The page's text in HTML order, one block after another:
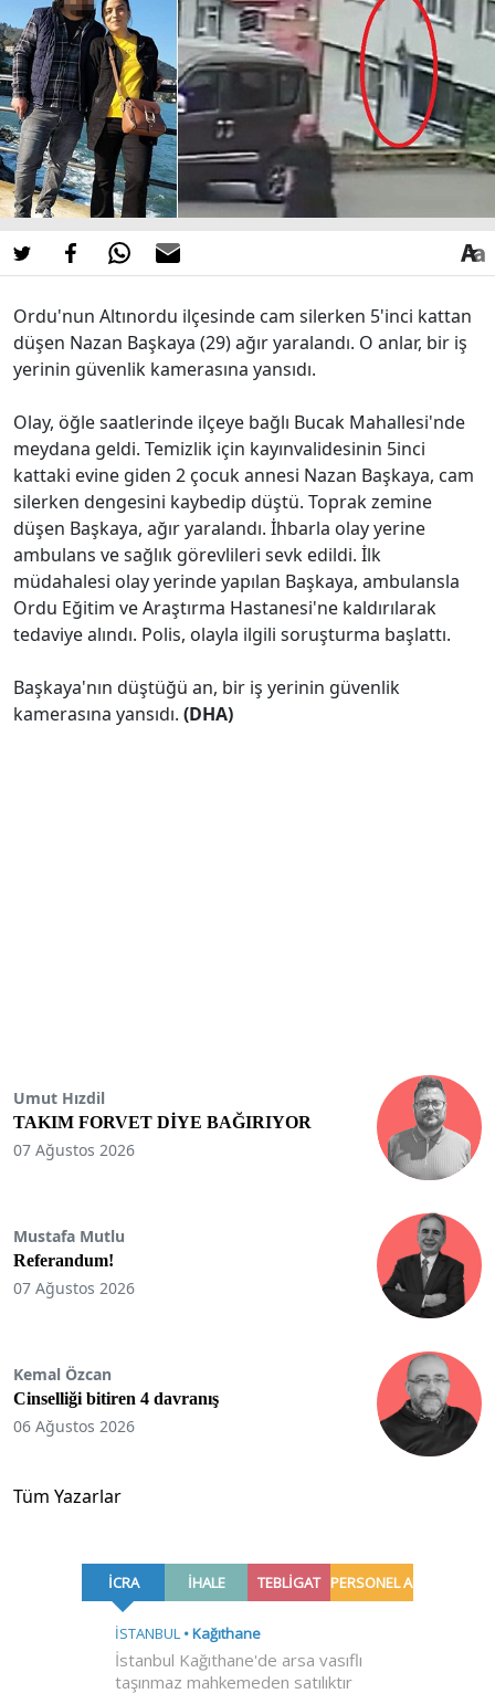
Ordu'nun Altınordu ilçesinde cam silerken 5'inci kattan
düşen Nazan Başkaya (29) ağır yaralandı. O anlar, bir iş
yerinin güvenlik kamerasına yansıdı.
Olay, öğle saatlerinde ilçeye bağlı Bucak Mahallesi'nde
meydana geldi. Temizlik için kayınvalidesinin 5inci
kattaki evine giden 2 çocuk annesi Nazan Başkaya, cam
silerken dengesini kaybedip düştü. Toprak zemine
düşen Başkaya, ağır yaralandı. İhbarla olay yerine
ambulans ve sağlık görevlileri sevk edildi. İlk
müdahalesi olay yerinde yapılan Başkaya, ambulansla
Ordu Eğitim ve Araştırma Hastanesi'ne kaldırılarak
tedaviye alındı. Polis, olayla ilgili soruşturma başlattı.
Başkaya'nın düştüğü an, bir iş yerinin güvenlik
kamerasına yansıdı. (DHA)
Umut Hızdil
TAKIM FORVET DİYE BAĞIRIYOR
07 Ağustos 2026
Mustafa Mutlu
Referandum!
07 Ağustos 2026
Kemal Özcan
Cinselliği bitiren 4 davranış
06 Ağustos 2026
Tüm Yazarlar